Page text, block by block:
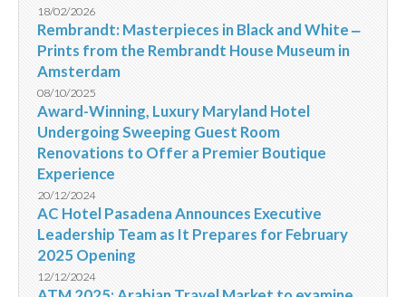
18/02/2026
Rembrandt: Masterpieces in Black and White ‒
Prints from the Rembrandt House Museum in
Amsterdam
08/10/2025
Award-Winning, Luxury Maryland Hotel
Undergoing Sweeping Guest Room
Renovations to Offer a Premier Boutique
Experience
20/12/2024
AC Hotel Pasadena Announces Executive
Leadership Team as It Prepares for February
2025 Opening
12/12/2024